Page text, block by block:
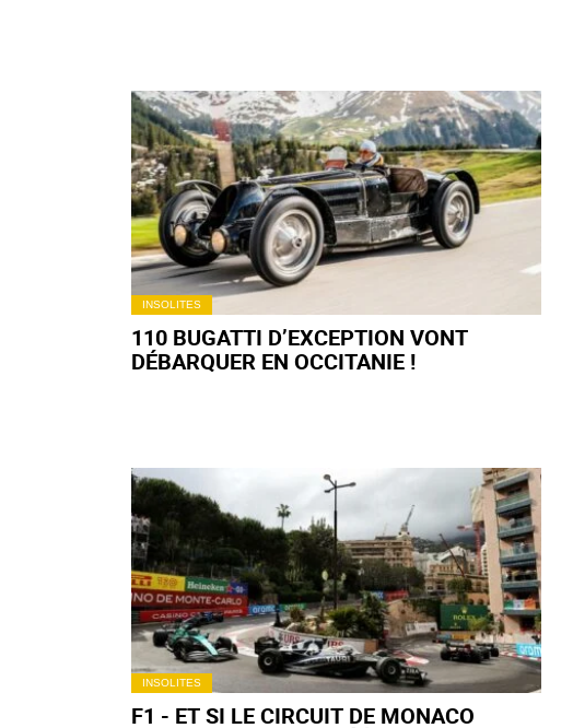
INSOLITES
110 BUGATTI D’EXCEPTION VONT
DÉBARQUER EN OCCITANIE !
INSOLITES
F1 - ET SI LE CIRCUIT DE MONACO